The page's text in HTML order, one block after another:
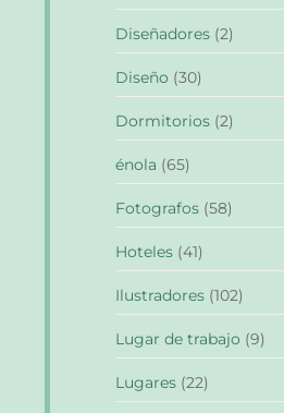
Diseñadores (2)
Diseño (30)
Dormitorios (2)
énola (65)
Fotografos (58)
Hoteles (41)
Ilustradores (102)
Lugar de trabajo (9)
Lugares (22)